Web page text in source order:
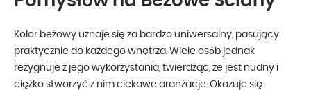
Kolor beżowy uznaje się za bardzo uniwersalny, pasujący
praktycznie do każdego wnętrza. Wiele osób jednak
rezygnuje z jego wykorzystania, twierdząc, że jest nudny i
ciężko stworzyć z nim ciekawe aranżacje. Okazuje się